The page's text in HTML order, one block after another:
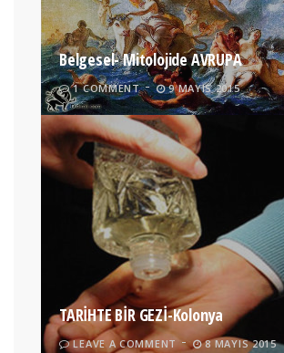
Belgesel- Mitolojide AVRUPA
1 COMMENT 9 MAYIS 2015
TARİHTE BİR GEZİ-Kolonya
LEAVE A COMMENT 8 MAYIS 2015